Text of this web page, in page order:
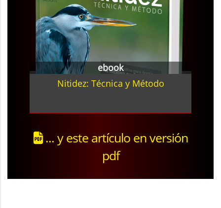
ebook
Nitidez: Técnica y Método
... y este artículo en versión
pdf